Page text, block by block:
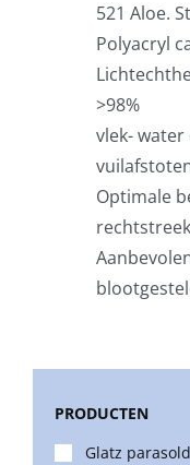
Zweefparasols
Horeca parasols
Muurparasols
521 Aloe.
Polyacryl
>98%
vlek-
Optimale
PRODUCTEN
Glatz